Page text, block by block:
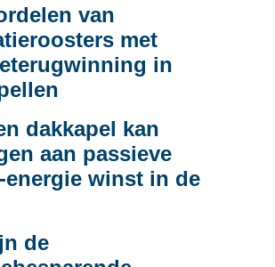
van
met
in
dakkapel kan
aan passieve
energie winst in de
de